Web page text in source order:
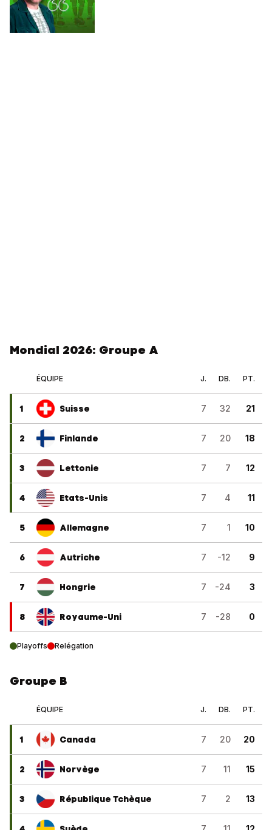
Mondial 2026: Groupe A
ÉQUIPE J. DB. PT.
1 Suisse 7 32 21
2 Finlande 7 20 18
3 Lettonie 7 7 12
4 Etats-Unis 7 4 11
5 Allemagne 7 1 10
6 Autriche 7 -12 9
7 Hongrie 7 -24 3
8 Royaume-Uni 7 -28 0
Playoffs Relégation
Groupe B
ÉQUIPE J. DB. PT.
1 Canada 7 20 20
2 Norvège 7 11 15
3 République Tchèque 7 2 13